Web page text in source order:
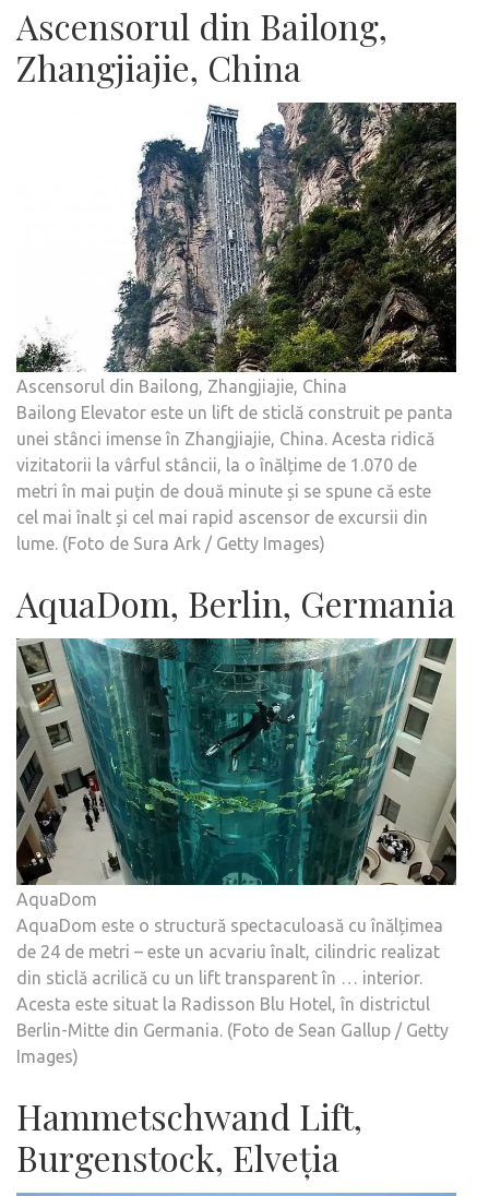
Ascensorul din Bailong,
Zhangjiajie, China
Ascensorul din Bailong, Zhangjiajie, China
Bailong Elevator este un lift de sticlă construit pe panta
unei stânci imense în Zhangjiajie, China. Acesta ridică
vizitatorii la vârful stâncii, la o înălțime de 1.070 de
metri în mai puțin de două minute și se spune că este
cel mai înalt și cel mai rapid ascensor de excursii din
lume. (Foto de Sura Ark / Getty Images)
AquaDom, Berlin, Germania
AquaDom
AquaDom este o structură spectaculoasă cu înălțimea
de 24 de metri – este un acvariu înalt, cilindric realizat
din sticlă acrilică cu un lift transparent în … interior.
Acesta este situat la Radisson Blu Hotel, în districtul
Berlin-Mitte din Germania. (Foto de Sean Gallup / Getty
Images)
Hammetschwand Lift,
Burgenstock, Elveția